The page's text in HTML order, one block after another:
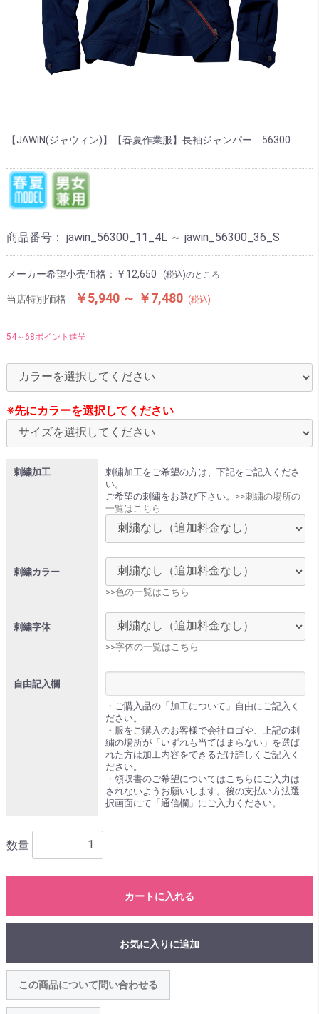
【JAWIN(ジャウィン)】【春夏作業服】長袖ジャンパー 56300
商品番号： jawin_56300_11_4L ～ jawin_56300_36_S
メーカー希望小売価格： ￥12,650 (税込)のところ
当店特別価格 ￥5,940 ～ ￥7,480 (税込)
54～68ポイント進呈
※先にカラーを選択してください
刺繍加工
刺繍加工をご希望の方は、下記をご記入くださ
い。
ご希望の刺繍をお選び下さい。 >>刺繍の場所の
一覧はこちら
刺繍カラー
>>色の一覧はこちら
刺繍字体
>>字体の一覧はこちら
自由記入欄
・ご購入品の「加工について」自由にご記入く
ださい。
・服をご購入のお客様で会社ロゴや、上記の刺
繍の場所が「いずれも当てはまらない」を選ば
れた方は加工内容をできるだけ詳しくご記入く
ださい。
・領収書のご希望についてはこちらにご入力は
されないようお願いします。後の支払い方法選
択画面にて「通信欄」にご入力ください。
数量
カートに入れる
お気に入りに追加
この商品について問い合わせる